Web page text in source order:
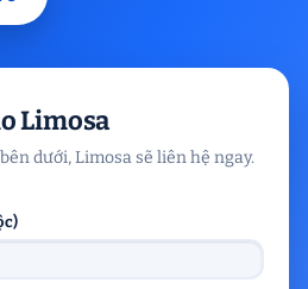
Limosa
dưới, Limosa sẽ liên hệ ngay.